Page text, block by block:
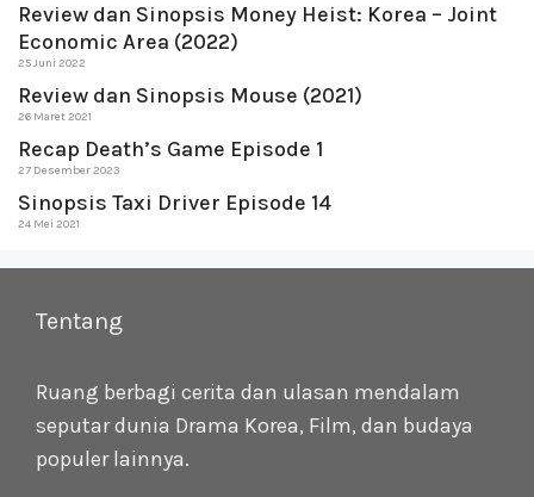
Review dan Sinopsis Money Heist: Korea – Joint
Economic Area (2022)
25 Juni 2022
Review dan Sinopsis Mouse (2021)
26 Maret 2021
Recap Death’s Game Episode 1
27 Desember 2023
Sinopsis Taxi Driver Episode 14
24 Mei 2021
Tentang
Ruang berbagi cerita dan ulasan mendalam
seputar dunia Drama Korea, Film, dan budaya
populer lainnya.